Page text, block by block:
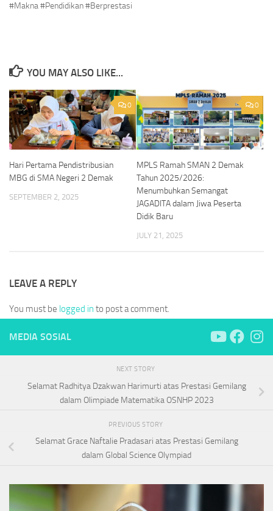
#Makna #Pendidikan #Berprestasi
YOU MAY ALSO LIKE...
0
Hari Pertama Pendistribusian
MBG di SMA Negeri 2 Demak
SEPTEMBER 2, 2025
0
MPLS Ramah SMAN 2 Demak
Tahun 2025/2026:
Menumbuhkan Semangat
JAGADITA dalam Jiwa Peserta
Didik Baru
JULY 21, 2025
LEAVE A REPLY
You must be logged in to post a comment.
MEDIA SOSIAL
NEXT STORY
Selamat Radhitya Dzakwan Harimurti atas Prestasi Gemilang
dalam Olimpiade Matematika OSNHP 2023
PREVIOUS STORY
Selamat Grace Naftalie Pradasari atas Prestasi Gemilang
dalam Global Science Olympiad